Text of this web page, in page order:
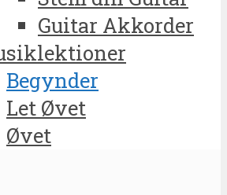
Guitar Akkorder
Begynder
Let Øvet
Øvet